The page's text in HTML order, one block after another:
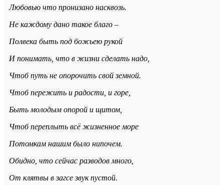
Любовью что пронизано насквозь.
Не каждому дано такое благо –
Полвека быть под божьею рукой
И понимать, что в жизни сделать надо,
Чтоб путь не опорочить свой земной.
Чтоб пережить и радости, и горе,
Быть молодым опорой и щитом,
Чтоб переплыть всё жизненное море
Потомкам нашим было нипочем.
Обидно, что сейчас разводов много,
От клятвы в загсе звук пустой.